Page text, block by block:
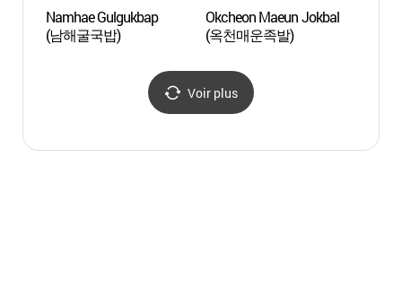
Namhae Gulgukbap
(남해굴국밥)
Okcheon Maeun Jokbal
(옥천매운족발)
Voir plus